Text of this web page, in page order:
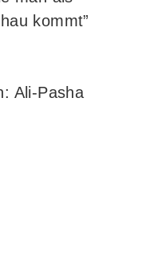
kommt”
Ali-Pasha